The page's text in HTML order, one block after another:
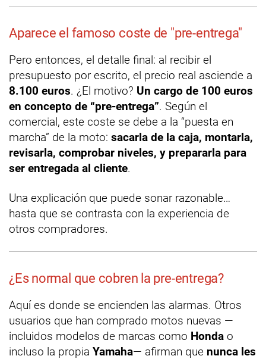
Aparece el famoso coste de "pre-entrega"
Pero entonces, el detalle final: al recibir el
presupuesto por escrito, el precio real asciende a
8.100 euros. ¿El motivo? Un cargo de 100 euros
en concepto de “pre-entrega”. Según el
comercial, este coste se debe a la “puesta en
marcha” de la moto: sacarla de la caja, montarla,
revisarla, comprobar niveles, y prepararla para
ser entregada al cliente.
Una explicación que puede sonar razonable…
hasta que se contrasta con la experiencia de
otros compradores.
¿Es normal que cobren la pre-entrega?
Aquí es donde se encienden las alarmas. Otros
usuarios que han comprado motos nuevas —
incluidos modelos de marcas como Honda o
incluso la propia Yamaha— afirman que nunca les